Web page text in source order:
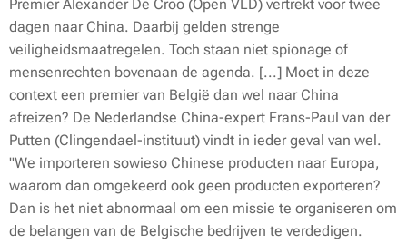
Premier Alexander De Croo (Open VLD) vertrekt voor twee
dagen naar China. Daarbij gelden strenge
veiligheidsmaatregelen. Toch staan niet spionage of
mensenrechten bovenaan de agenda. [...] Moet in deze
context een premier van België dan wel naar China
afreizen? De Nederlandse China-expert Frans-Paul van der
Putten (Clingendael-instituut) vindt in ieder geval van wel.
"We importeren sowieso Chinese producten naar Europa,
waarom dan omgekeerd ook geen producten exporteren?
Dan is het niet abnormaal om een missie te organiseren om
de belangen van de Belgische bedrijven te verdedigen.